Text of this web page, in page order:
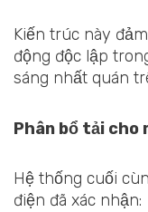
Kiến trúc này
động độc lập
sáng nhất quán
Phân bổ tải cho
Hệ thống cuối
điện đã xác nhận: